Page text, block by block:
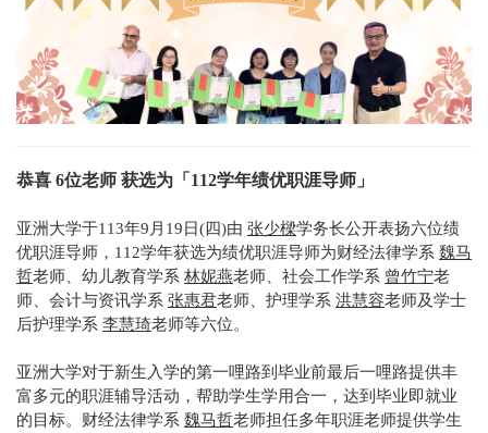
恭喜 6位老师 获选为「112学年绩优职涯导师」
亚洲大学于113年9月19日(四)由 张少樑学务长公开表扬六位绩
优职涯导师，112学年获选为绩优职涯导师为财经法律学系 魏马
哲老师、幼儿教育学系 林妮燕老师、社会工作学系 曾竹宁老
师、会计与资讯学系 张惠君老师、护理学系 洪慧容老师及学士
后护理学系 李慧琦老师等六位。
亚洲大学对于新生入学的第一哩路到毕业前最后一哩路提供丰
富多元的职涯辅导活动，帮助学生学用合一，达到毕业即就业
的目标。财经法律学系 魏马哲老师担任多年职涯老师提供学生